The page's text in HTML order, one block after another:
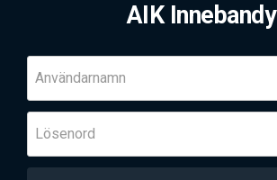
AIK Innebandy
Användarnamn
Lösenord